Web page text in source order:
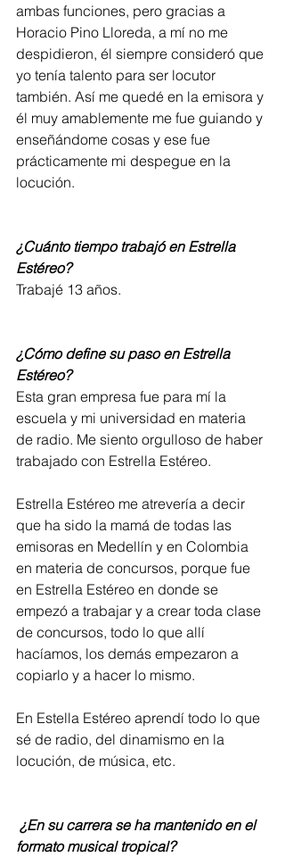
ambas funciones, pero gracias a
Horacio Pino Lloreda, a mí no me
despidieron, él siempre consideró que
yo tenía talento para ser locutor
también. Así me quedé en la emisora y
él muy amablemente me fue guiando y
enseñándome cosas y ese fue
prácticamente mi despegue en la
locución.
¿Cuánto tiempo trabajó en Estrella
Estéreo?
Trabajé 13 años.
¿Cómo define su paso en Estrella
Estéreo?
Esta gran empresa fue para mí la
escuela y mi universidad en materia
de radio. Me siento orgulloso de haber
trabajado con Estrella Estéreo.
Estrella Estéreo me atrevería a decir
que ha sido la mamá de todas las
emisoras en Medellín y en Colombia
en materia de concursos, porque fue
en Estrella Estéreo en donde se
empezó a trabajar y a crear toda clase
de concursos, todo lo que allí
hacíamos, los demás empezaron a
copiarlo y a hacer lo mismo.
En Estella Estéreo aprendí todo lo que
sé de radio, del dinamismo en la
locución, de música, etc.
¿En su carrera se ha mantenido en el
formato musical tropical?